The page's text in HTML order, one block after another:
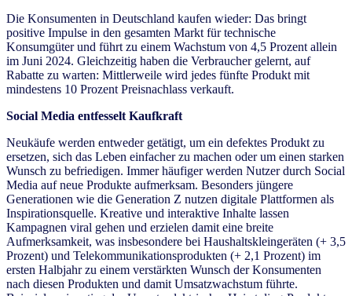
Die Konsumenten in Deutschland kaufen wieder: Das bringt
positive Impulse in den gesamten Markt für technische
Konsumgüter und führt zu einem Wachstum von 4,5 Prozent allein
im Juni 2024. Gleichzeitig haben die Verbraucher gelernt, auf
Rabatte zu warten: Mittlerweile wird jedes fünfte Produkt mit
mindestens 10 Prozent Preisnachlass verkauft.
Social Media entfesselt Kaufkraft
Neukäufe werden entweder getätigt, um ein defektes Produkt zu
ersetzen, sich das Leben einfacher zu machen oder um einen starken
Wunsch zu befriedigen. Immer häufiger werden Nutzer durch Social
Media auf neue Produkte aufmerksam. Besonders jüngere
Generationen wie die Generation Z nutzen digitale Plattformen als
Inspirationsquelle. Kreative und interaktive Inhalte lassen
Kampagnen viral gehen und erzielen damit eine breite
Aufmerksamkeit, was insbesondere bei Haushaltskleingeräten (+ 3,5
Prozent) und Telekommunikationsprodukten (+ 2,1 Prozent) im
ersten Halbjahr zu einem verstärkten Wunsch der Konsumenten
nach diesen Produkten und damit Umsatzwachstum führte.